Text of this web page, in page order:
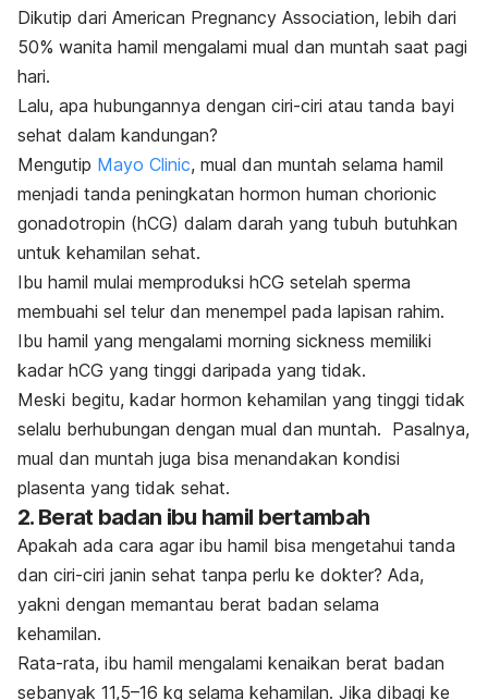
Dikutip dari American Pregnancy Association, lebih dari
50% wanita hamil mengalami mual dan muntah saat pagi
hari.
Lalu, apa hubungannya dengan ciri-ciri atau tanda bayi
sehat dalam kandungan?
Mengutip Mayo Clinic, mual dan muntah selama hamil
menjadi tanda peningkatan hormon human chorionic
gonadotropin (hCG) dalam darah yang tubuh butuhkan
untuk kehamilan sehat.
Ibu hamil mulai memproduksi hCG setelah sperma
membuahi sel telur dan menempel pada lapisan rahim.
Ibu hamil yang mengalami morning sickness memiliki
kadar hCG yang tinggi daripada yang tidak.
Meski begitu, kadar hormon kehamilan yang tinggi tidak
selalu berhubungan dengan mual dan muntah. Pasalnya,
mual dan muntah juga bisa menandakan kondisi
plasenta yang tidak sehat.
2. Berat badan ibu hamil bertambah
Apakah ada cara agar ibu hamil bisa mengetahui tanda
dan ciri-ciri janin sehat tanpa perlu ke dokter? Ada,
yakni dengan memantau berat badan selama
kehamilan.
Rata-rata, ibu hamil mengalami kenaikan berat badan
sebanyak 11,5–16 kg selama kehamilan. Jika dibagi ke